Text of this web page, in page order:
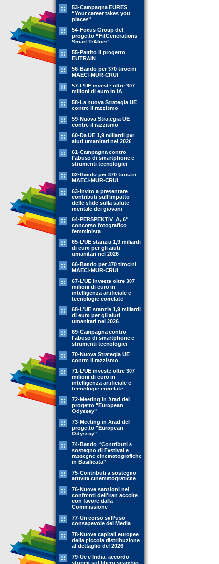
53-Campagna EURES
“Your career takes you
places”
54-Focus Group del
progetto “FitGenerations
Smart TrAIner”
55-Partito il progetto
EUTRAIN
56-Bando per 370 tirocini
MAECI-MUR-CRUI
57-L’UE investe oltre 307
milioni di euro in IA
58-La nuova Strategia UE
contro il razzismo
59-Nuova Strategia UE
contro il razzismo
60-Da UE 1,9 miliardi per
aiuti umanitari nel 2026
61-Campagna contro
l’abuso di smartphone e
strumenti tecnologici
62-Bando per 370 tirocini
MAECI-MUR-CRUI
63-Invito a presentare
contributi sull’impatto
delle sfide sulla salute
mentale dei giovani
64-PERSPEKTIV_A, 6°
concorso fotografico
femminista
65-L’UE stanzia 1,9 miliardi
di euro per gli aiuti
umanitari nel 2026
66-Bando per 370 tirocini
MAECI-MUR-CRUI
67-L’UE investe oltre 307
milioni di euro in
intelligenza artificiale e
tecnologie correlate
68-L’UE stanzia 1,9 miliardi
di euro per gli aiuti
umanitari nel 2026
69-Campagna contro
l'abuso di smartphone e
strumenti tecnologici
70-Nuova Strategia UE
contro il razzismo
71-L’UE investe oltre 307
milioni di euro in
intelligenza artificiale e
tecnologie correlate
72-Meeting in Arad del
progetto "European
Odyssey"
73-Meeting in Arad del
progetto "European
Odyssey"
74-Bando “Contributi a
sostegno di Festival e
rassegne cinematografiche
in Basilicata”
75-Contributi a sostegno
attività cinematografiche
76-Nuove sanzioni nei
confronti dell’Iran accolte
con favore dalla
Commissione
77-Un corso sull’uso
consapevole dei Media
78-Nuove capitali europee
della piccola distribuzione
al dettaglio del 2026
79-Ue e India, accordo
storico sul libero scambio